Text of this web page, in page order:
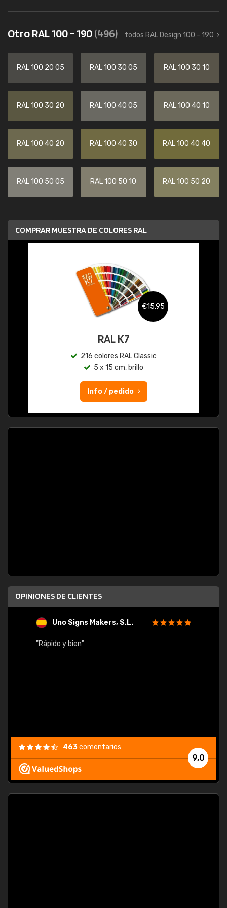
Otro RAL 100 - 190(496) todos RAL Design 100 - 190
RAL 100 20 05 RAL 100 30 05 RAL 100 30 10
RAL 100 30 20 RAL 100 40 05 RAL 100 40 10
RAL 100 40 20 RAL 100 40 30 RAL 100 40 40
RAL 100 50 05 RAL 100 50 10 RAL 100 50 20
COMPRAR MUESTRA DE COLORES RAL
€15,95
RAL K7
216 colores RAL Classic
5 x 15 cm, brillo
Info / pedido
OPINIONES DE CLIENTES
Uno Signs Makers, S.L.
"Rápido y bien"
9,0
463comentarios